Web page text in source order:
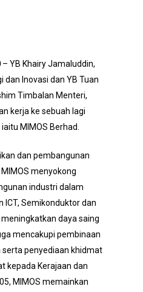
– YB Khairy Jamaluddin,
dan Inovasi dan YB Tuan
Timbalan Menteri,
kerja ke sebuah lagi
MIMOS Berhad.
dan pembangunan
menyokong
industri dalam
ICT, Semikonduktor dan
daya saing
mencakupi pembinaan
serta penyediaan khidmat
kepada Kerajaan dan
MIMOS memainkan